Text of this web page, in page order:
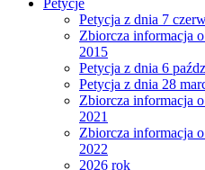
Petycje
Petycja z dnia 7
Zbiorcza informacja
2015
Petycja z dnia 6
Petycja z dnia 28
Zbiorcza informacja
2021
Zbiorcza informacja
2022
2026 rok